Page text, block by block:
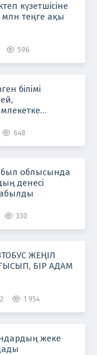
күзетшісіне
млн теңге ақы
596
білімі
648
облысында
денесі
330
ЖЕҢІЛ
БІР АДАМ
1 954
жеке